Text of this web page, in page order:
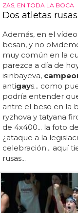
ZAS, EN TODA LA BOCA
Dos atletas
Además, en el
besan, y no
muy común en la
parezca a día de
isinbayeva,
antigays... como
podría entender
antre el beso en la
ryzhova y tatyana
de 4x400... la foto
¿ataque a la
celebración... aquí
rusas...